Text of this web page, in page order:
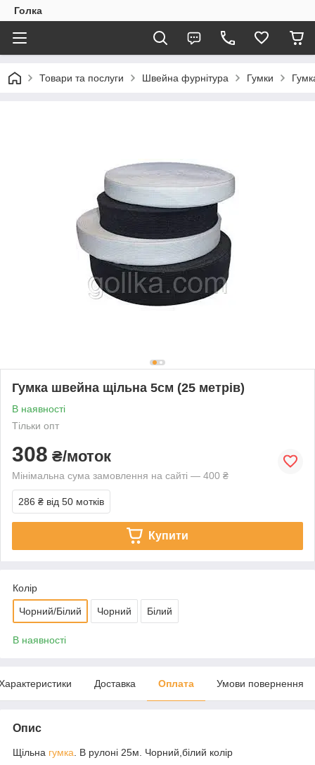
Голка
Товари та послуги Швейна фурнітура Гумки
Гумка швейна щільна 5см (25 метрів)
В наявності
Тільки опт
308 ₴/моток
Мінімальна сума замовлення на сайті — 400 ₴
286 ₴ від 50 мотків
Купити
Колір
Чорний/Білий Чорний Білий
В наявності
Доставка Оплата Умови повернення
Опис
Щільна гумка . В рулоні 25м. Чорний,білий колір